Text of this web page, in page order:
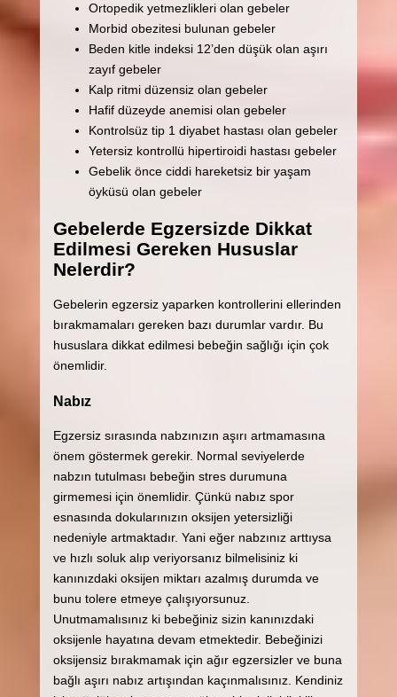
Ortopedik yetmezlikleri olan gebeler
Morbid obezitesi bulunan gebeler
Beden kitle indeksi 12’den düşük olan aşırı
zayıf gebeler
Kalp ritmi düzensiz olan gebeler
Hafif düzeyde anemisi olan gebeler
Kontrolsüz tip 1 diyabet hastası olan gebeler
Yetersiz kontrollü hipertiroidi hastası gebeler
Gebelik önce ciddi hareketsiz bir yaşam
öyküsü olan gebeler
Gebelerde Egzersizde Dikkat
Edilmesi Gereken Hususlar
Nelerdir?
Gebelerin egzersiz yaparken kontrollerini ellerinden
bırakmamaları gereken bazı durumlar vardır. Bu
hususlara dikkat edilmesi bebeğin sağlığı için çok
önemlidir.
Nabız
Egzersiz sırasında nabzınızın aşırı artmamasına
önem göstermek gerekir. Normal seviyelerde
nabzın tutulması bebeğin stres durumuna
girmemesi için önemlidir. Çünkü nabız spor
esnasında dokularınızın oksijen yetersizliği
nedeniyle artmaktadır. Yani eğer nabzınız arttıysa
ve hızlı soluk alıp veriyorsanız bilmelisiniz ki
kanınızdaki oksijen miktarı azalmış durumda ve
bunu tolere etmeye çalışıyorsunuz.
Unutmamalısınız ki bebeğiniz sizin kanınızdaki
oksijenle hayatına devam etmektedir. Bebeğinizi
oksijensiz bırakmamak için ağır egzersizler ve buna
bağlı aşırı nabız artışından kaçınmalısınız. Kendiniz